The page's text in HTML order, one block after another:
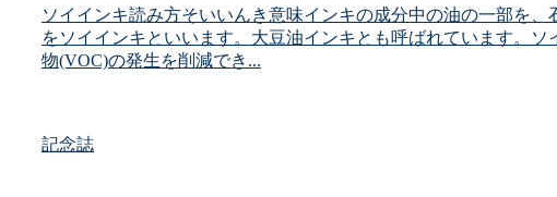
ソイインキ読み方そいいんき意味インキの成分中の油の一部を
をソイインキといいます。大豆油インキとも呼ばれています。
物(VOC)の発生を削減でき...
記念誌